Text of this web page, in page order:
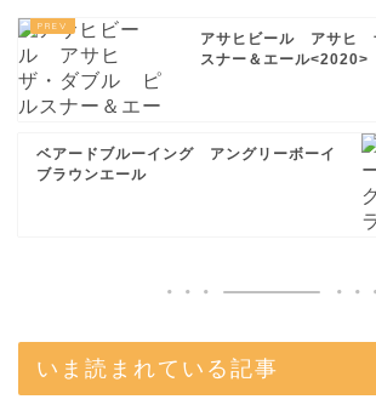
アサヒビール アサヒ
スナー＆エール<2020>
ベアードブルーイング アングリーボーイ
ブラウンエール
いま読まれている記事